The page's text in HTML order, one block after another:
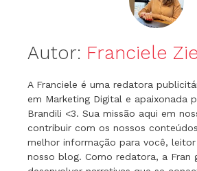
Autor: Franciele
A Franciele é uma redatora
em Marketing Digital e apaixonada
Brandili <3. Sua missão aqui em
contribuir com os nossos
melhor informação para você,
nosso blog. Como redatora, a Fran